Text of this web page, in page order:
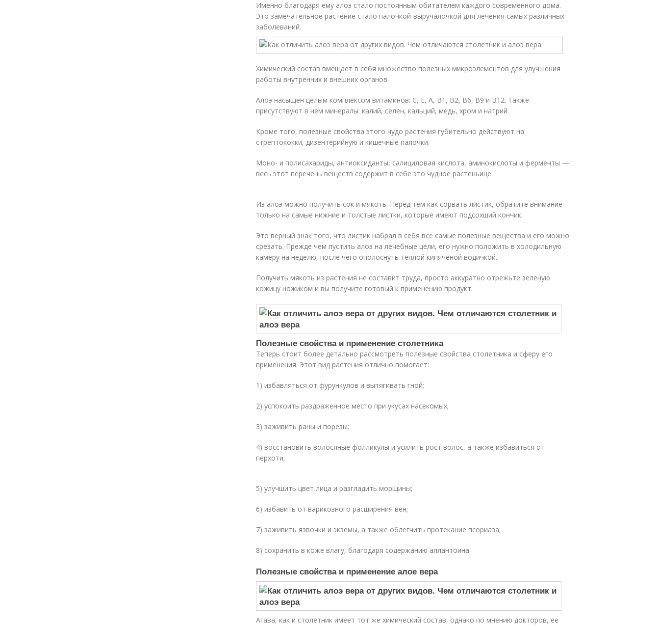
Именно благодаря ему алоэ стало постоянным обитателем каждого современного дома.
Это замечательное растение стало палочкой-выручалочкой для лечения самых различных
заболеваний.
Химический состав вмещает в себя множество полезных микроэлементов для улучшения
работы внутренних и внешних органов.
Алоэ насыщен целым комплексом витаминов: С, Е, А, В1, В2, В6, В9 и В12. Также
присутствуют в нем минералы: калий, селен, кальций, медь, хром и натрий.
Кроме того, полезные свойства этого чудо растения губительно действуют на
стрептококки, дизентерийную и кишечные палочки.
Моно- и полисахариды, антиоксиданты, салициловая кислота, аминокислоты и ферменты —
весь этот перечень веществ содержит в себе это чудное растеньице.
Из алоэ можно получить сок и мякоть. Перед тем как сорвать листик, обратите внимание
только на самые нижние и толстые листки, которые имеют подсохший кончик.
Это верный знак того, что листик набрал в себя все самые полезные вещества и его можно
срезать. Прежде чем пустить алоэ на лечебные цели, его нужно положить в холодильную
камеру на неделю, после чего ополоснуть теплой кипяченой водичкой.
Получить мякоть из растения не составит труда, просто аккуратно отрежьте зеленую
кожицу ножиком и вы получите готовый к применению продукт.
Полезные свойства и применение столетника
Теперь стоит более детально рассмотреть полезные свойства столетника и сферу его
применения. Этот вид растения отлично помогает:
1) избавляться от фурункулов и вытягивать гной;
2) успокоить раздраженное место при укусах насекомых;
3) заживить раны и порезы;
4) восстановить волосяные фолликулы и усилить рост волос, а также избавиться от
перхоти;
5) улучшить цвет лица и разгладить морщины;
6) избавить от варикозного расширения вен;
7) заживить язвочки и экземы, а также облегчить протекание псориаза;
8) сохранить в коже влагу, благодаря содержанию аллантоина.
Полезные свойства и применение алое вера
Агава, как и столетник имеет тот же химический состав, однако по мнению докторов, ее